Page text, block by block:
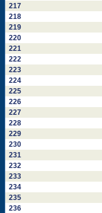
217
218
219
220
221
222
223
224
225
226
227
228
229
230
231
232
233
234
235
236